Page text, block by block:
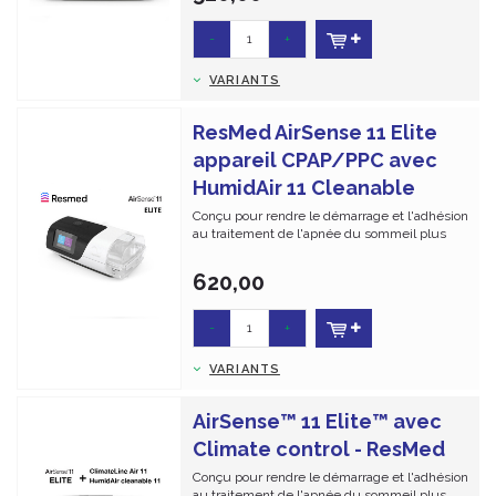
- +
VARIANTS
ResMed AirSense 11 Elite
appareil CPAP/PPC avec
HumidAir 11 Cleanable
Conçu pour rendre le démarrage et l'adhésion
au traitement de l'apnée du sommeil plus
620,00
- +
VARIANTS
AirSense™ 11 Elite™ avec
Climate control - ResMed
Conçu pour rendre le démarrage et l'adhésion